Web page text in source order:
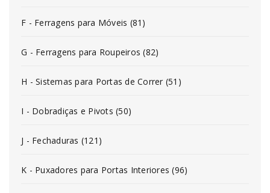
F - Ferragens para Móveis (81)
G - Ferragens para Roupeiros (82)
H - Sistemas para Portas de Correr (51)
I - Dobradiças e Pivots (50)
J - Fechaduras (121)
K - Puxadores para Portas Interiores (96)